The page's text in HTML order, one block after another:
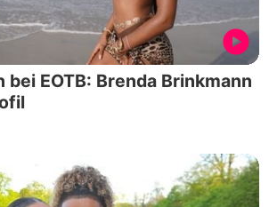
bei EOTB: Brenda Brinkmann